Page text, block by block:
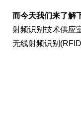
而今天我们来了解
射频识别技术供应
无线射频识别